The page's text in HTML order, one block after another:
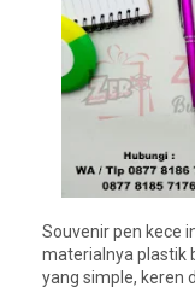
Souvenir pen kece
materialnya plastik
yang simple, keren